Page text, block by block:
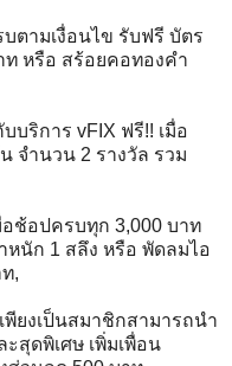
ตามเงื่อนไข รับฟรี บัตร
ท หรือ สร้อยคอทองคำ
บริการ vFIX ฟรี!! เมื่อ
จำนวน 2 รางวัล รวม
ช้อปครบทุก 3,000 บาท
นัก 1 สลึง หรือ พัดลมไอ
,
พียงเป็นสมาชิกสามารถนำ
สุดพิเศษ เพิ่มเพื่อน